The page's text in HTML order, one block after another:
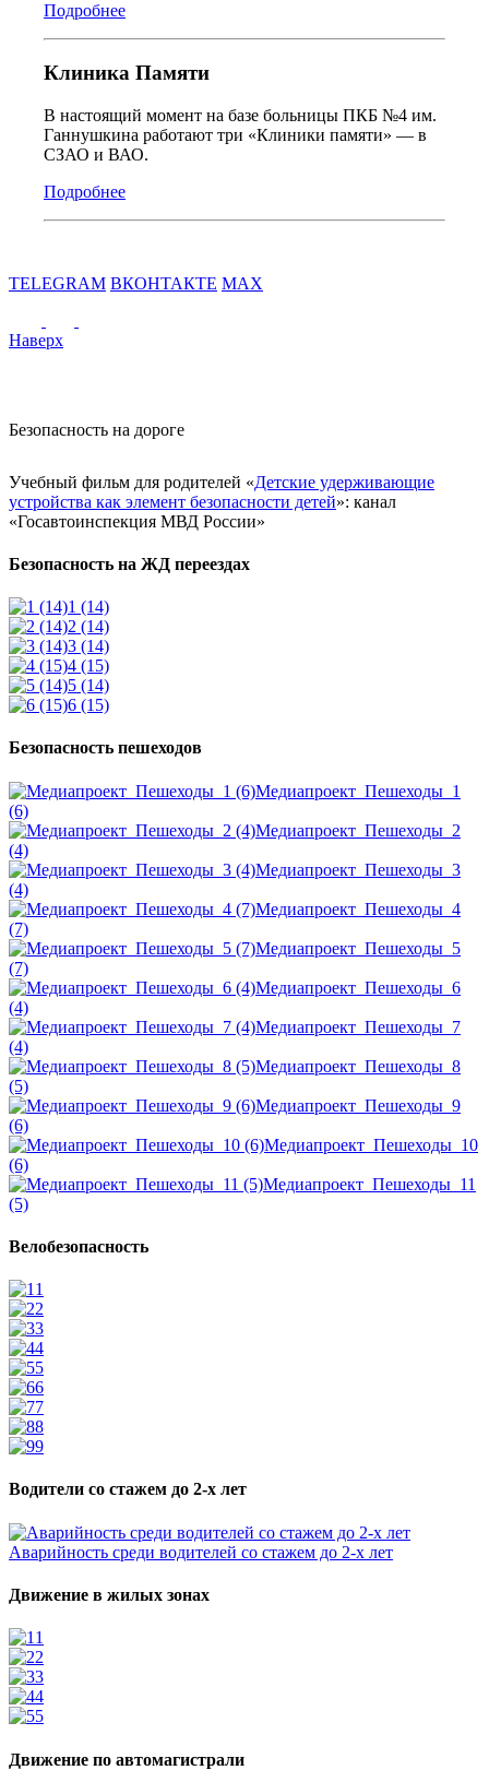
Подробнее
Клиника Памяти
В настоящий момент на базе больницы ПКБ №4 им.
Ганнушкина работают три «Клиники памяти» — в
СЗАО и ВАО.
Подробнее
TELEGRAM ВКОНТАКТЕ MAX
Наверх
Безопасность на дороге
Учебный фильм для родителей «Детские удерживающие
устройства как элемент безопасности детей»: канал
«Госавтоинспекция МВД России»
Безопасность на ЖД переездах
1 (14)
2 (14)
3 (14)
4 (15)
5 (14)
6 (15)
Безопасность пешеходов
Медиапроект_Пешеходы_1
(6)
Медиапроект_Пешеходы_2
(4)
Медиапроект_Пешеходы_3
(4)
Медиапроект_Пешеходы_4
(7)
Медиапроект_Пешеходы_5
(7)
Медиапроект_Пешеходы_6
(4)
Медиапроект_Пешеходы_7
(4)
Медиапроект_Пешеходы_8
(5)
Медиапроект_Пешеходы_9
(6)
Медиапроект_Пешеходы_10
(6)
Медиапроект_Пешеходы_11
(5)
Велобезопасность
1
2
3
4
5
6
7
8
9
Водители со стажем до 2-х лет
Аварийность среди водителей со стажем до 2-х лет
Движение в жилых зонах
1
2
3
4
5
Движение по автомагистрали